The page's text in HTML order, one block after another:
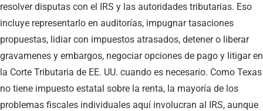
resolver disputas con el IRS y las autoridades tributarias. Eso
incluye representarlo en auditorías, impugnar tasaciones
propuestas, lidiar con impuestos atrasados, detener o liberar
gravamenes y embargos, negociar opciones de pago y litigar en
la Corte Tributaria de EE. UU. cuando es necesario. Como Texas
no tiene impuesto estatal sobre la renta, la mayoría de los
problemas fiscales individuales aquí involucran al IRS, aunque